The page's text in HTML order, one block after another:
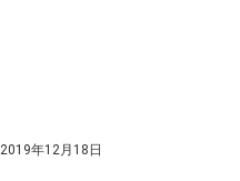
2019年12月18日